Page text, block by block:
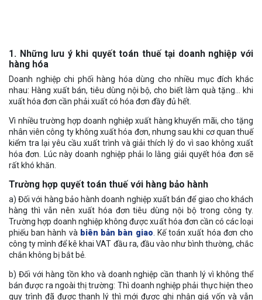
1. Những lưu ý khi quyết toán thuế tại doanh nghiệp với
hàng hóa
Doanh nghiệp chi phối hàng hóa dùng cho nhiều mục đích khác
nhau: Hàng xuất bán, tiêu dùng nội bộ, cho biết làm quà tặng… khi
xuất hóa đơn cần phải xuất có hóa đơn đầy đủ hết.
Vì nhiều trường hợp doanh nghiệp xuất hàng khuyến mãi, cho tặng
nhân viên công ty không xuất hóa đơn, nhưng sau khi cơ quan thuế
kiểm tra lại yêu cầu xuất trình và giải thích lý do vì sao không xuất
hóa đơn. Lúc này doanh nghiệp phải lo lằng giải quyết hóa đơn sẽ
rất khó khăn.
Trường hợp quyết toán thuế với hàng bảo hành
a) Đối với hàng bảo hành doanh nghiệp xuất bán để giao cho khách
hàng thì vẫn nên xuất hóa đơn tiêu dùng nội bộ trong công ty.
Trường hợp doanh nghiệp không được xuất hóa đơn cần có các loại
phiếu ban hành và biên bản bàn giao . Kế toán xuất hóa đơn cho
công ty mình để kê khai VAT đầu ra, đầu vào như bình thường, chắc
chắn không bị bắt bẻ.
b) Đối với hàng tồn kho và doanh nghiệp cần thanh lý vì không thể
bán được ra ngoài thị trường: Thì doanh nghiệp phải thực hiện theo
quy trình đã được thanh lý thì mới đươc ghi nhận giá vốn và vẫn